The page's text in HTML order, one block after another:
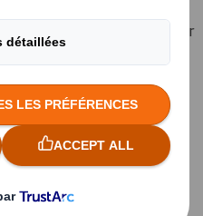
ou empreinte
exercée par l’humain sur
on calcule les
utilisées pour
population ou activité
les déchets générés par
tient compte des